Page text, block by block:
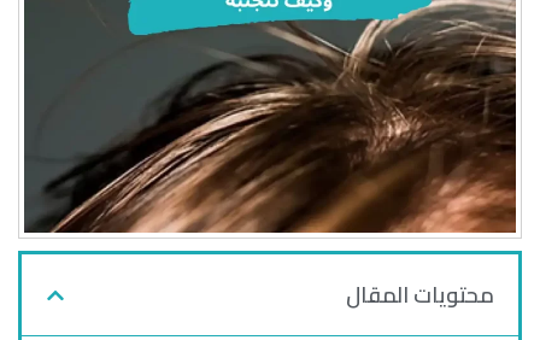
محتويات المقال